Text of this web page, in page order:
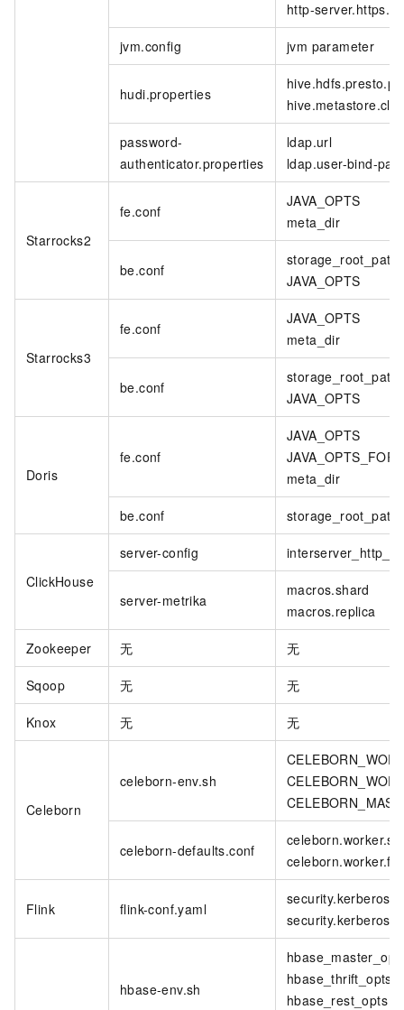
http-
jvm.config jvm parameter
hudi.properties
password-
authenticator.properties
ldap.url
ldap.user-bind-
Starrocks2
fe.conf
JAVA_OPTS
meta_dir
be.conf
storage_root_path
JAVA_OPTS
Starrocks3
fe.conf
JAVA_OPTS
meta_dir
be.conf
storage_root_path
JAVA_OPTS
Doris
fe.conf
JAVA_OPTS
meta_dir
be.conf storage_root_path
ClickHouse
server-config
server-metrika
macros.shard
macros.replica
Zookeeper 无 无
Sqoop 无 无
Knox 无 无
Celeborn
celeborn-env.sh
celeborn-defaults.conf
Flink flink-conf.yaml
hbase-env.sh
hbase_thrift_opts
hbase_rest_opts